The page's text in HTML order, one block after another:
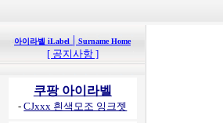
아이라벨 iLabel | Surname Home
[ 공지사항 ]
쿠팡 아이라벨
-CJxxx 흰색모조 잉크젯